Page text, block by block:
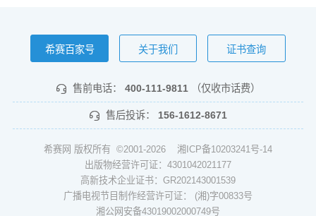
希赛百家号 关于我们 证书查询
售前电话： 400-111-9811 （仅收市话费）
售后投诉： 156-1612-8671
希赛网 版权所有 ©2001-2026 湘ICP备10203241号-14
出版物经营许可证：4301042021177
高新技术企业证书：GR202143001539
广播电视节目制作经营许可证： (湘)字00833号
湘公网安备43019002000749号